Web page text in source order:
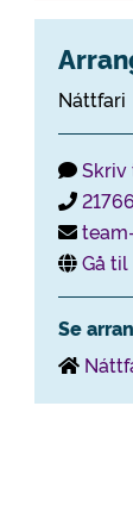
Náttfari
Skriv
Gå
Se